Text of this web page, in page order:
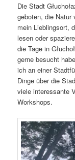
Die Stadt
geboten, die Natur
mein Lieblingsort,
lesen oder
die Tage in
gerne besucht
ich an einer
Dinge über die
viele interessante
Workshops.